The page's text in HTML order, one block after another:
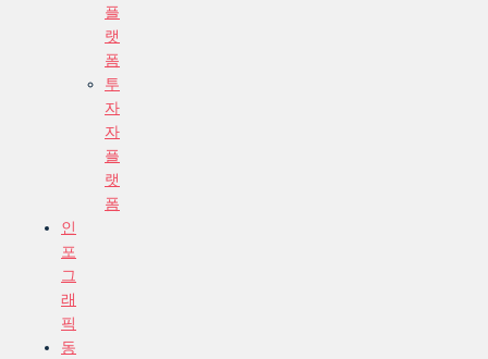
플
랫
폼
투
자
자
플
랫
폼
인
포
그
래
픽
동